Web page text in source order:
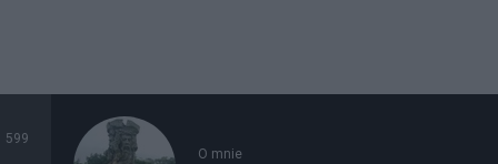
599
O mnie